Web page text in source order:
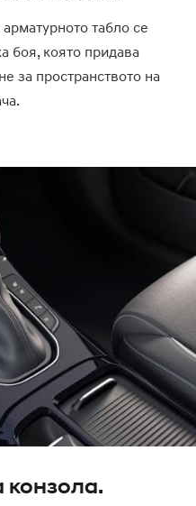
табло се
боя, която придава
за пространството на